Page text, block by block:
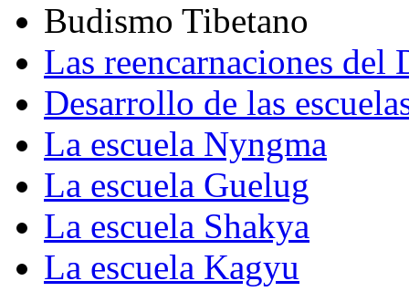
Budismo Tibetano
Las reencarnaciones del
Desarrollo de las
La escuela Nyngma
La escuela Guelug
La escuela Shakya
La escuela Kagyu